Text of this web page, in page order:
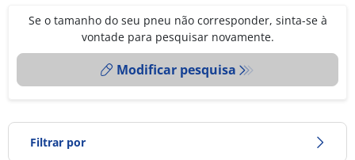
Se o tamanho do seu pneu não corresponder, sinta-se à
vontade para pesquisar novamente.
Modificar pesquisa
Filtrar por